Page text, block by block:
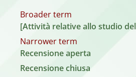
Broader term
[Attività relative allo studio
Narrower term
Recensione aperta
Recensione chiusa